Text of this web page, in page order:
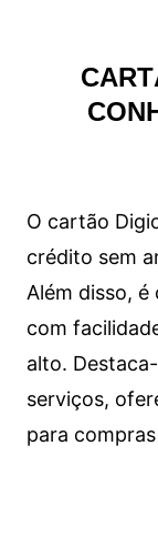
O cartão
crédito sem
Além disso,
com
alto.
serviços,
para